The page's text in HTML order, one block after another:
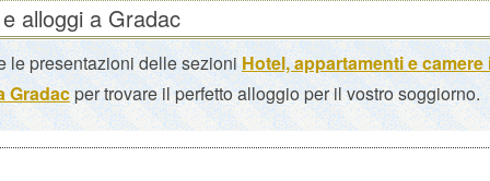
alloggi a Gradac
le presentazioni delle sezioni Hotel, appartamenti e camere
Gradacper trovare il perfetto alloggio per il vostro soggiorno.